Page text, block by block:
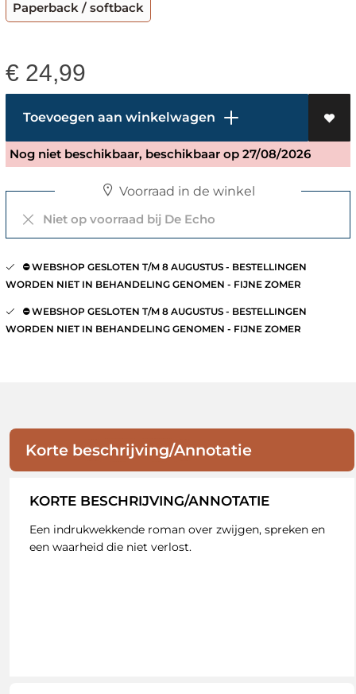
Paperback / softback
€ 24,99
Toevoegen aan winkelwagen
Nog niet beschikbaar, beschikbaar op 27/08/2026
Voorraad in de winkel
Niet op voorraad bij De Echo
⛔️ WEBSHOP GESLOTEN T/M 8 AUGUSTUS - BESTELLINGEN
WORDEN NIET IN BEHANDELING GENOMEN - FIJNE ZOMER
⛔️ WEBSHOP GESLOTEN T/M 8 AUGUSTUS - BESTELLINGEN
WORDEN NIET IN BEHANDELING GENOMEN - FIJNE ZOMER
Korte beschrijving/Annotatie
KORTE BESCHRIJVING/ANNOTATIE
Een indrukwekkende roman over zwijgen, spreken en
een waarheid die niet verlost.